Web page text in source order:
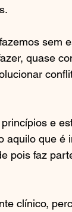
sem
quase
e
aquilo que é
pois faz
clínico,